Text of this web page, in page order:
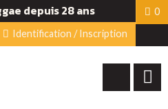
depuis 28 ans
0
Identification / Inscription